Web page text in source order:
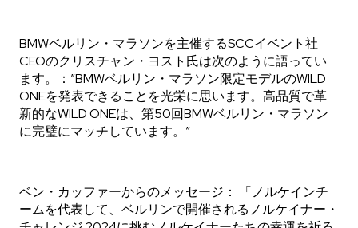
BMWベルリン・マラソンを主催するSCCイベント社
CEOのクリスチャン・ヨスト氏は次のように語ってい
ます。：”BMWベルリン・マラソン限定モデルのWILD
ONEを発表できることを光栄に思います。高品質で革
新的なWILD ONEは、第50回BMWベルリン・マラソン
に完璧にマッチしています。”
ベン・カッファーからのメッセージ： 「ノルケインチ
ームを代表して、ベルリンで開催されるノルケイナー・